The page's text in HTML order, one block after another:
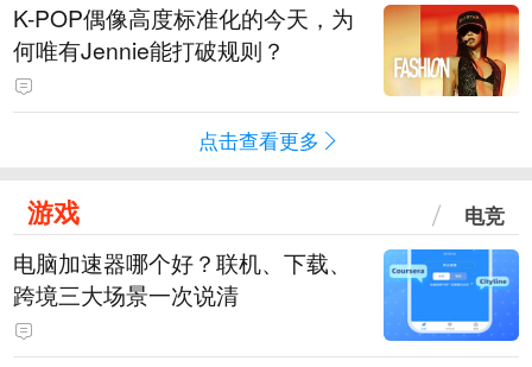
K-POP偶像高度标准化的今天，为
何唯有Jennie能打破规则？
点击查看更多
游戏 电竞
电脑加速器哪个好？联机、下载、
跨境三大场景一次说清